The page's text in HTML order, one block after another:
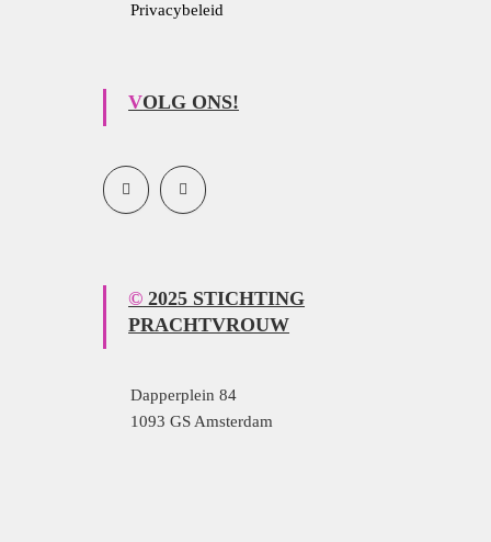
Privacybeleid
VOLG ONS!
© 2025 STICHTING
PRACHTVROUW
Dapperplein 84
1093 GS Amsterdam